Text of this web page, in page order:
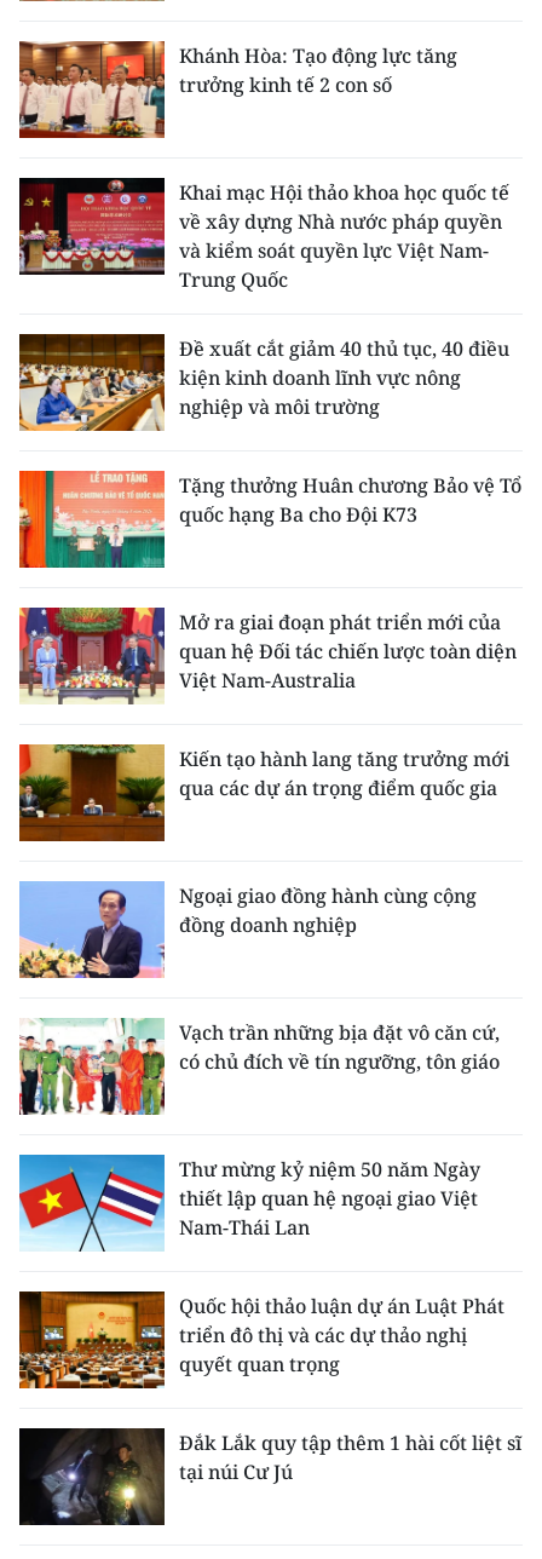
Khánh Hòa: Tạo động lực tăng
trưởng kinh tế 2 con số
Khai mạc Hội thảo khoa học quốc tế
về xây dựng Nhà nước pháp quyền
và kiểm soát quyền lực Việt Nam-
Trung Quốc
Đề xuất cắt giảm 40 thủ tục, 40 điều
kiện kinh doanh lĩnh vực nông
nghiệp và môi trường
Tặng thưởng Huân chương Bảo vệ Tổ
quốc hạng Ba cho Đội K73
Mở ra giai đoạn phát triển mới của
quan hệ Đối tác chiến lược toàn diện
Việt Nam-Australia
Kiến tạo hành lang tăng trưởng mới
qua các dự án trọng điểm quốc gia
Ngoại giao đồng hành cùng cộng
đồng doanh nghiệp
Vạch trần những bịa đặt vô căn cứ,
có chủ đích về tín ngưỡng, tôn giáo
Thư mừng kỷ niệm 50 năm Ngày
thiết lập quan hệ ngoại giao Việt
Nam-Thái Lan
Quốc hội thảo luận dự án Luật Phát
triển đô thị và các dự thảo nghị
quyết quan trọng
Đắk Lắk quy tập thêm 1 hài cốt liệt sĩ
tại núi Cư Jú